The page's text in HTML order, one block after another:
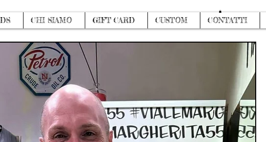
Log In
CHI SIAMO GIFT CARD CUSTOM CONTATTI